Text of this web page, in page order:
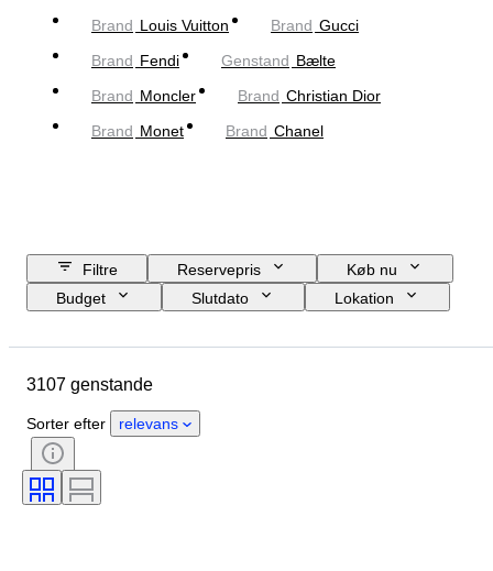
Brand Louis Vuitton Brand Gucci
Brand Fendi Genstand Bælte
Brand Moncler Brand Christian Dior
Brand Monet Brand Chanel
Filtre Reservepris
Køb nu
Budget
Slutdato
Lokation
Køn
Certificering
Stil
Farve
Snit
Mønster
3107 genstande
Sorter efter relevans